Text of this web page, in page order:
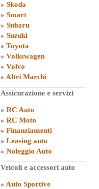
» Skoda
» Smart
» Subaru
» Suzuki
» Toyota
» Volkswagen
» Volvo
» Altri Marchi
Assicurazione e servizi
» RC Auto
» RC Moto
» Finanziamenti
» Leasing auto
» Noleggio Auto
Veicoli e accessori auto
» Auto Sportive